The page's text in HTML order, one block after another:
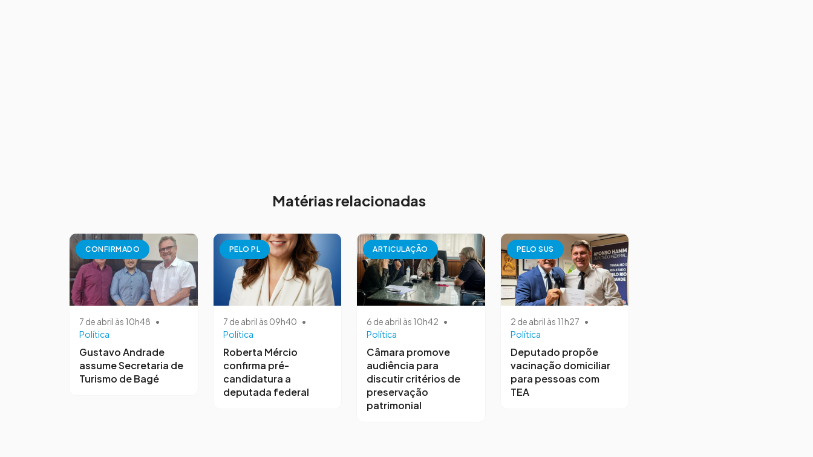
Matérias relacionadas
CONFIRMADO
7 de abril às 10h48 •
Política
Gustavo Andrade
assume Secretaria de
Turismo de Bagé
PELO PL
7 de abril às 09h40 •
Política
Roberta Mércio
confirma pré-
candidatura a
deputada federal
ARTICULAÇÃO
6 de abril às 10h42 •
Política
Câmara promove
audiência para
discutir critérios de
preservação
patrimonial
PELO SUS
2 de abril às 11h27 •
Política
Deputado propõe
vacinação domiciliar
para pessoas com
TEA